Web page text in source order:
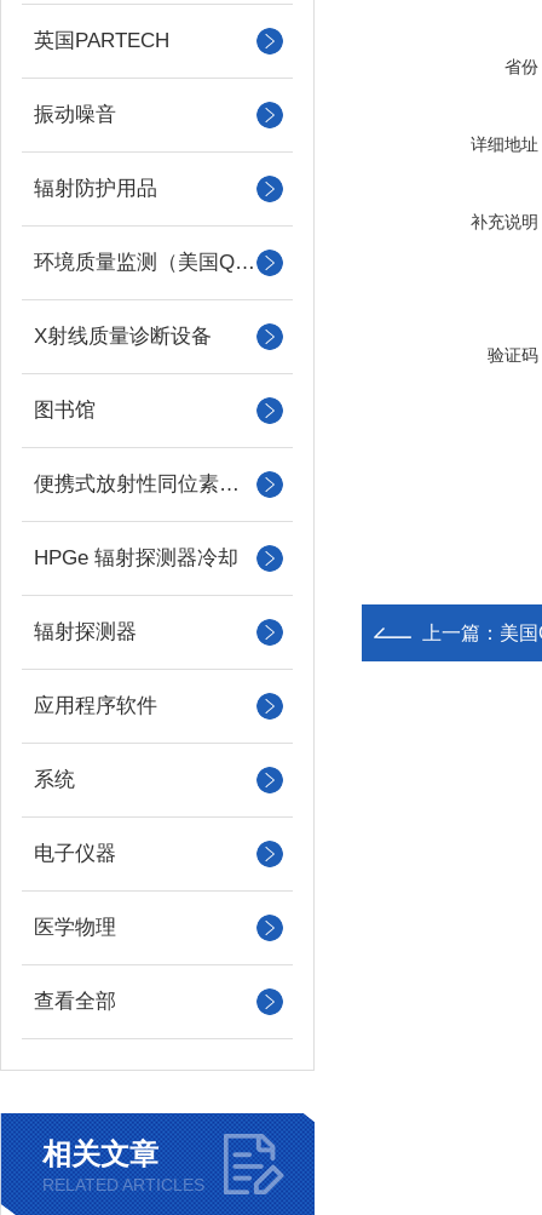
英国PARTECH
振动噪音
辐射防护用品
环境质量监测（美国QUEST）
X射线质量诊断设备
图书馆
便携式放射性同位素识别装置 （RIID）
HPGe 辐射探测器冷却
辐射探测器
应用程序软件
系统
电子仪器
医学物理
查看全部
相关文章
RELATED ARTICLES
省份
详细地址
补充说明
验证码
上一篇： 美